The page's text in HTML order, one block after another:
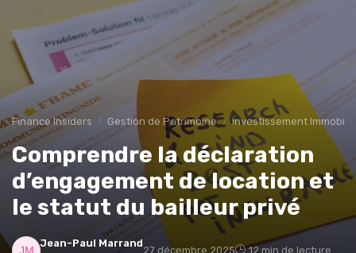
Finance Insiders Gestion de Patrimoine Investissement
Comprendre la déclaration
d’engagement de location et
le statut du bailleur privé
Jean-Paul Marrand
27 décembre 2025 12 min de lecture